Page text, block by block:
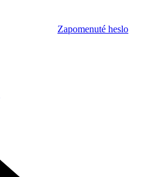
Zapomenuté heslo